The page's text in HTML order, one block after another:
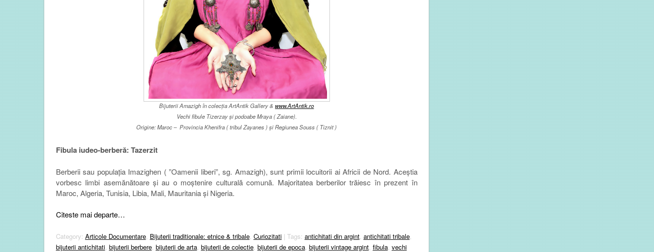
Bijuterii Amazigh în colecția ArtAntik Gallery &www.ArtAntik.ro
Vechi fibule Tizerzay și podoabe Mraya (Zaiane).
Origine: Maroc – Provincia Khenifra ( tribul Zayanes ) și Regiunea Souss ( Tiznit )
Fibula iudeo-berberă: Tazerzit
Berberii sau populația Imazighen ( ”Oamenii liberi”, sg. Amazigh), sunt primii locuitorii ai Africii de Nord. Aceștia
vorbesc limbi asemănătoare și au o moștenire culturală comună. Majoritatea berberilor trăiesc în prezent în
Maroc, Algeria, Tunisia, Libia, Mali, Mauritania și Nigeria.
Citeste mai departe…
Category: Articole Documentare, Bijuterii traditionale: etnice & tribale, Curiozitati| Tags: antichitati din argint, antichitati tribale,
bijuterii antichitati, bijuterii berbere, bijuterii de arta, bijuterii de colectie, bijuterii de epoca, bijuterii vintage argint, fibula, vechi